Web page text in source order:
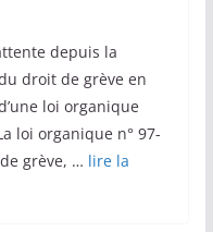
depuis la
droit de grève en
loi organique
loi organique n° 97-
grève, … lire la